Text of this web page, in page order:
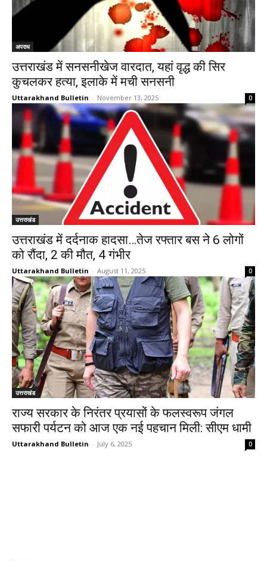
अपराध
उत्तराखंड में सनसनीखेज वारदात, यहां वृद्ध की सिर
कुचलकर हत्या, इलाके में मची सनसनी
Uttarakhand Bulletin - November 13, 2025 0
उत्तराखंड
उत्तराखंड में दर्दनाक हादसा…तेज रफ्तार बस ने 6 लोगों
को रौंदा, 2 की मौत, 4 गंभीर
Uttarakhand Bulletin - August 11, 2025 0
उत्तराखंड
राज्य सरकार के निरंतर प्रयासों के फलस्वरूप जंगल
सफारी पर्यटन को आज एक नई पहचान मिली: सीएम धामी
Uttarakhand Bulletin - July 6, 2025 0